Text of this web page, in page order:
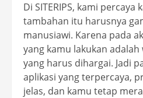
Di SITERIPS, kami percaya
tambahan itu harusnya
manusiawi. Karena pada
yang kamu lakukan
yang harus dihargai. Jadi
aplikasi yang terpercaya,
jelas, dan kamu tetap